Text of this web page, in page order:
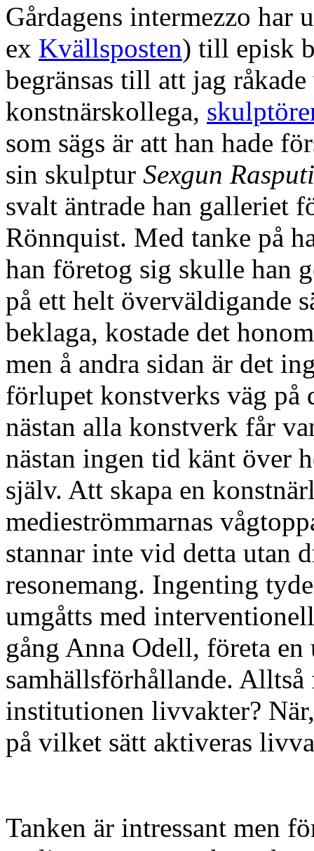
Gårdagens intermezzo har
ex Kvällsposten) till episk
begränsas till att jag
konstnärskollega,
som sägs är att han hade
sin skulptur Sexgun
svalt äntrade han galleriet
Rönnquist. Med tanke på
han företog sig skulle han
på ett helt överväldigande
beklaga, kostade det
men å andra sidan är det
förlupet konstverks väg på
nästan alla konstverk får
nästan ingen tid känt över
själv. Att skapa en
medieströmmarnas
stannar inte vid detta utan
resonemang. Ingenting
umgåtts med
gång Anna Odell, företa
samhällsförhållande.
institutionen livvakter?
på vilket sätt aktiveras
Tanken är intressant men